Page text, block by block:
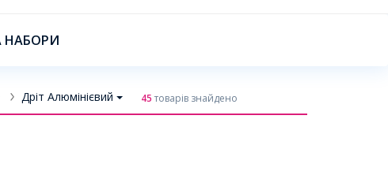
НАБОРИ
Дріт Алюмінієвий 45товарів знайдено